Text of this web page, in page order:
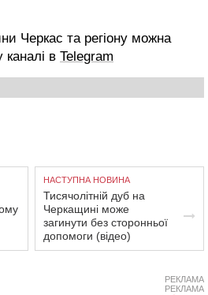
Черкас та регіону можна
в Telegram
НАСТУПНА НОВИНА
Тисячолітній дуб на
Черкащині може
загинути без сторонньої
допомоги (відео)
РЕКЛАМА
РЕКЛАМА